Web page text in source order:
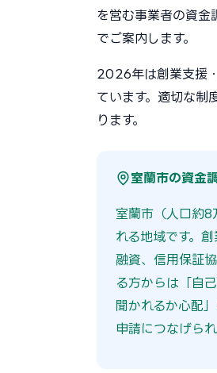
を営む事業者の資金
でご案内します。
2026年は創業支援
ています。適切な制
ります。
室蘭市の資金
室蘭市（人口約8
れる地域です。
融資、信用保証
る方からは「自
聞かれるか心配
申請につなげられ